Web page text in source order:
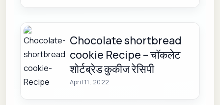
Chocolate shortbread
cookie Recipe – चॉकलेट
शोर्टब्रेड कुकीज रेसिपी
April 11, 2022